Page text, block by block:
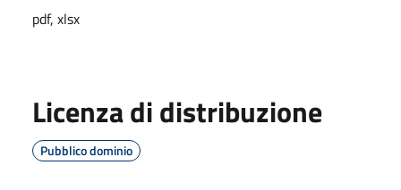
pdf, xlsx
Licenza di distribuzione
Pubblico dominio